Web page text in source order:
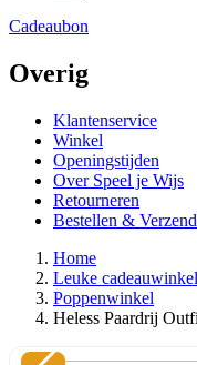
Cadeaubon
Overig
Klantenservice
Winkel
Openingstijden
Over Speel je Wijs
Retourneren
Bestellen &
Home
Leuke
Poppenwinkel
Heless Paardrij